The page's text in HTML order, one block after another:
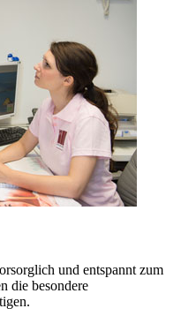
und entspannt zum
die besondere